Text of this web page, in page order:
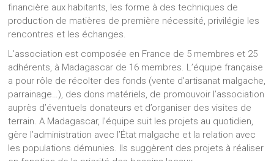
financière aux habitants, les forme à des techniques de
production de matières de première nécessité, privilégie les
rencontres et les échanges.
L’association est composée en France de 5 membres et 25
adhérents, à Madagascar de 16 membres. L’équipe française
a pour rôle de récolter des fonds (vente d’artisanat malgache,
parrainage…), des dons matériels, de promouvoir l’association
auprès d’éventuels donateurs et d’organiser des visites de
terrain. A Madagascar, l’équipe suit les projets au quotidien,
gère l’administration avec l’État malgache et la relation avec
les populations démunies. Ils suggèrent des projets à réaliser